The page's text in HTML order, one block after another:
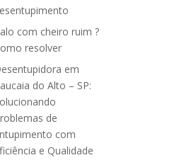
com cheiro ruim ?
resolver
em
do Alto – SP:
de
com
e Qualidade